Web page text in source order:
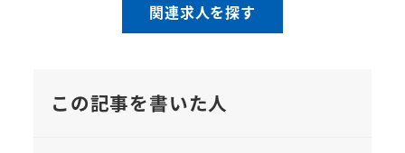
関連求人を探す
この記事を書いた人